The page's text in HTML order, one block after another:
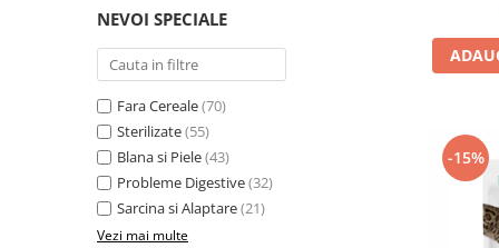
Carpathian Pet Food
Lovely Hunter
Igiena Caini
Brit Premium
Carpathian Pet Food
Fresh Farm
NEVOI SPECIALE
Fara Cereale(70)
Sterilizate(55)
Blana si Piele(43)
Probleme Digestive(32)
Sarcina si Alaptare(21)
Vezi mai multe
-15%